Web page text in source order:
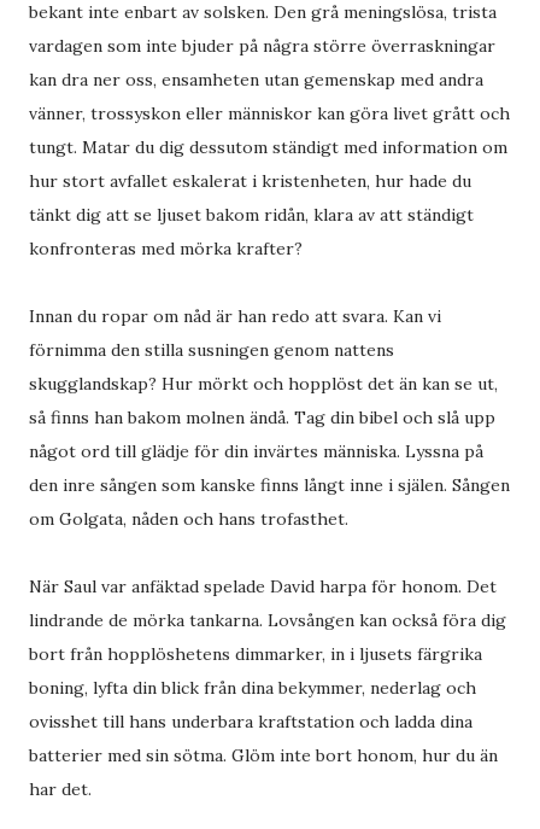
bekant inte enbart av solsken. Den grå meningslösa, trista
vardagen som inte bjuder på några större överraskningar
kan dra ner oss, ensamheten utan gemenskap med andra
vänner, trossyskon eller människor kan göra livet grått och
tungt. Matar du dig dessutom ständigt med information om
hur stort avfallet eskalerat i kristenheten, hur hade du
tänkt dig att se ljuset bakom ridån, klara av att ständigt
konfronteras med mörka krafter?
Innan du ropar om nåd är han redo att svara. Kan vi
förnimma den stilla susningen genom nattens
skugglandskap? Hur mörkt och hopplöst det än kan se ut,
så finns han bakom molnen ändå. Tag din bibel och slå upp
något ord till glädje för din invärtes människa. Lyssna på
den inre sången som kanske finns långt inne i själen. Sången
om Golgata, nåden och hans trofasthet.
När Saul var anfäktad spelade David harpa för honom. Det
lindrande de mörka tankarna. Lovsången kan också föra dig
bort från hopplöshetens dimmarker, in i ljusets färgrika
boning, lyfta din blick från dina bekymmer, nederlag och
ovisshet till hans underbara kraftstation och ladda dina
batterier med sin sötma. Glöm inte bort honom, hur du än
har det.